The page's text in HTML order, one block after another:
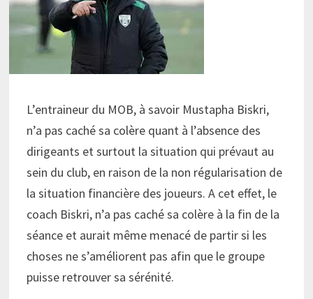
L’entraineur du MOB, à savoir Mustapha Biskri,
n’a pas caché sa colère quant à l’absence des
dirigeants et surtout la situation qui prévaut au
sein du club, en raison de la non régularisation de
la situation financière des joueurs. A cet effet, le
coach Biskri, n’a pas caché sa colère à la fin de la
séance et aurait même menacé de partir si les
choses ne s’améliorent pas afin que le groupe
puisse retrouver sa sérénité.